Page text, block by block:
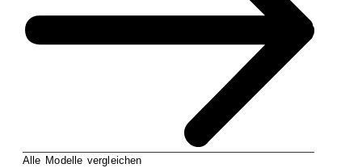
Alle Modelle vergleichen